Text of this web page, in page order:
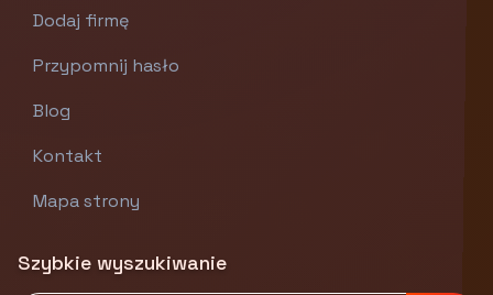
Dodaj firmę
Przypomnij hasło
Blog
Kontakt
Mapa strony
Szybkie wyszukiwanie